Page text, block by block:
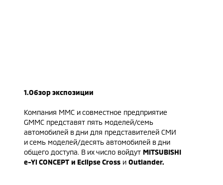
1.Обзор экспозиции
Компания MMC и совместное предприятие
GMMC представят пять моделей/семь
автомобилей в дни для представителей СМИ
и семь моделей/десять автомобилей в дни
общего доступа. В их число войдут MITSUBISHI
e-Yi CONCEPT и Eclipse Cross и Outlander.